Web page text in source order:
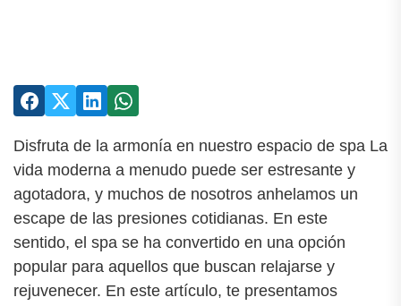
Disfruta de la armonía en nuestro espacio de spa La
vida moderna a menudo puede ser estresante y
agotadora, y muchos de nosotros anhelamos un
escape de las presiones cotidianas. En este
sentido, el spa se ha convertido en una opción
popular para aquellos que buscan relajarse y
rejuvenecer. En este artículo, te presentamos